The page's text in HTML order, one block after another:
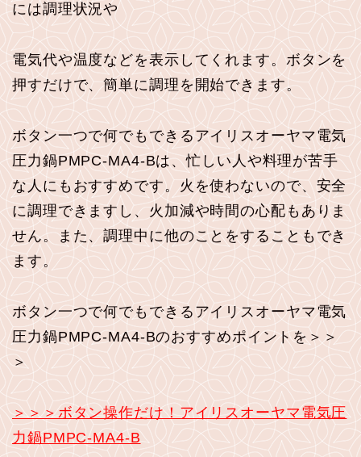
には調理状況や
電気代や温度などを表示してくれます。ボタンを
押すだけで、簡単に調理を開始できます。
ボタン一つで何でもできるアイリスオーヤマ電気
圧力鍋PMPC-MA4-Bは、忙しい人や料理が苦手
な人にもおすすめです。火を使わないので、安全
に調理できますし、火加減や時間の心配もありま
せん。また、調理中に他のことをすることもでき
ます。
ボタン一つで何でもできるアイリスオーヤマ電気
圧力鍋PMPC-MA4-Bのおすすめポイントを＞＞
＞
＞＞＞ボタン操作だけ！アイリスオーヤマ電気圧
力鍋PMPC-MA4-B